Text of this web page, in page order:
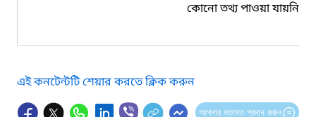
কোনো তথ্য পাওয়া যায়নি।
এই কনটেন্টটি শেয়ার করতে ক্লিক করুন
আপনার মতামত প্রদান করুন